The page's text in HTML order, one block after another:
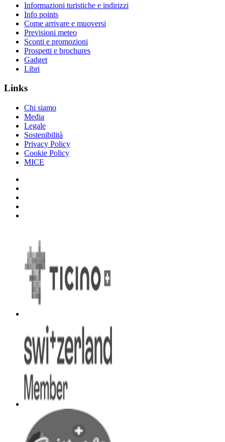
Informazioni turistiche e indirizzi
Info points
Come arrivare e muoversi
Previsioni meteo
Sconti e promozioni
Prospetti e brochures
Gadget
Libri
Links
Chi siamo
Media
Legale
Sostenibilità
Privacy Policy
Cookie Policy
MICE